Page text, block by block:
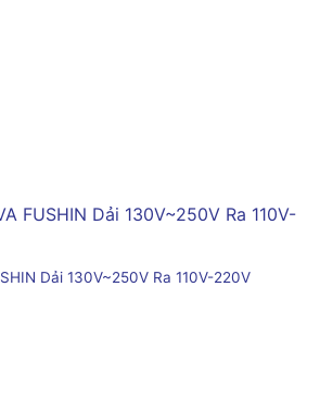
Dải 130V~250V Ra 110V-220V